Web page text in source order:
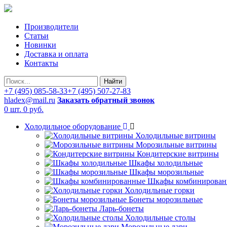
Производители
Статьи
Новинки
Доставка и оплата
Контакты
Найти
+7 (495) 085-58-33+7 (495) 507-27-83
hladex@mail.ru Заказать обратный звонок
0 шт. 0 руб.
Холодильное оборудование
Холодильные витрины
Морозильные витрины
Кондитерские витрины
Шкафы холодильные
Шкафы морозильные
Шкафы
Холодильные горки
Бонеты морозильные
Ларь-бонеты
Холодильные столы